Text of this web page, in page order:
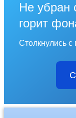
Не убран
горит
Столкнулись